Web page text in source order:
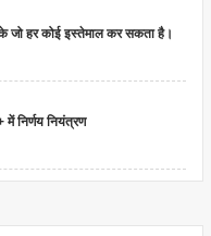
जो हर कोई इस्तेमाल कर सकता है।
निर्णय नियंत्रण